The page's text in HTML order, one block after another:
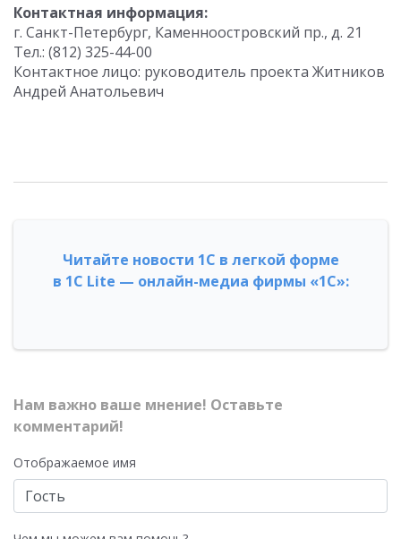
Контактная информация:
г. Санкт-Петербург, Каменноостровский пр., д. 21
Тел.: (812) 325-44-00
Контактное лицо: руководитель проекта Житников
Андрей Анатольевич
Читайте новости 1С в легкой форме
в 1С Lite — онлайн-медиа фирмы «1С»:
Нам важно ваше мнение! Оставьте
комментарий!
Отображаемое имя